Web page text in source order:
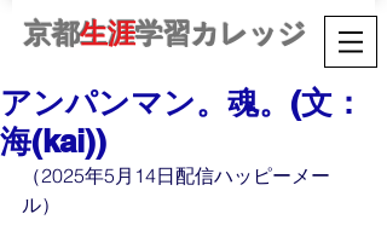
京都生涯学習カレッジ
アンパンマン。魂。(文：
海(kai))
（2025年5月14日配信ハッピーメー
ル）